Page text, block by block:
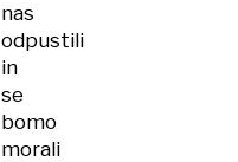
nas
odpustili
in
se
bomo
morali